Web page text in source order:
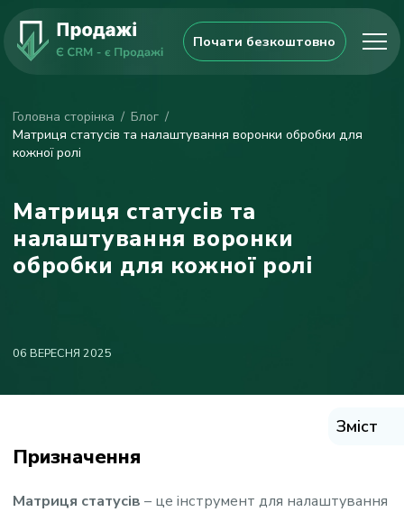
Почати безкоштовно
Головна сторінка
Блог
Матриця статусів та налаштування воронки обробки для
кожної ролі
Матриця статусів та
налаштування воронки
обробки для кожної ролі
06 ВЕРЕСНЯ 2025
Призначення
Матриця статусів – це інструмент для налаштування
Зміст